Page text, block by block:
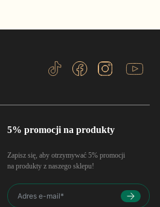
5% promocji na produkty
Zapisz się, aby otrzymywać 5% promocji
na produkty z naszego sklepu!